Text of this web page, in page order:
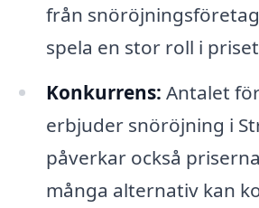
från
spela en stor roll i
Konkurrens: Antalet
erbjuder snöröjning i
påverkar också
många alternativ kan